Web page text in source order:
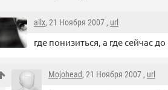
allx, 21 Ноября 2007 , url
где понизиться, а где сейчас
Mojohead, 21 Ноября 2007 , url